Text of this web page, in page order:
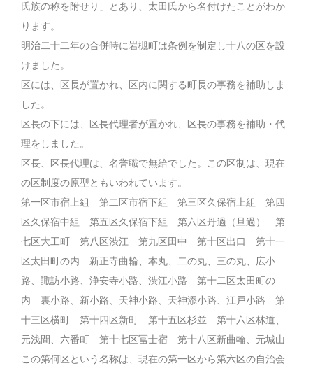
氏族の称を附せり」とあり、太田氏から名付けたことがわか
ります。
明治二十二年の合併時に岩槻町は条例を制定し十八の区を設
けました。
区には、区長が置かれ、区内に関する町長の事務を補助しま
した。
区長の下には、区長代理者が置かれ、区長の事務を補助・代
理をしました。
区長、区長代理は、名誉職で無給でした。この区制は、現在
の区制度の原型ともいわれています。
第一区市宿上組 第二区市宿下組 第三区久保宿上組 第四
区久保宿中組 第五区久保宿下組 第六区丹過（旦過） 第
七区大工町 第八区渋江 第九区田中 第十区出口 第十一
区太田町の内 新正寺曲輪、本丸、二の丸、三の丸、広小
路、諏訪小路、浄安寺小路、渋江小路 第十二区太田町の
内 裏小路、新小路、天神小路、天神添小路、江戸小路 第
十三区横町 第十四区新町 第十五区杉並 第十六区林道、
元浅間、六番町 第十七区冨士宿 第十八区新曲輪、元城山
この第何区という名称は、現在の第一区から第六区の自治会